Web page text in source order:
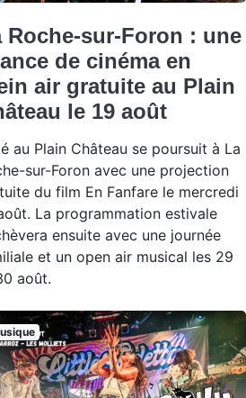
Roche-sur-Foron : une
de cinéma en
air gratuite au Plain
le 19 août
au Plain Château se poursuit à La
sur-Foron avec une projection
du film En Fanfare le mercredi
La programmation estivale
ensuite avec une journée
et un open air musical les 29
août.